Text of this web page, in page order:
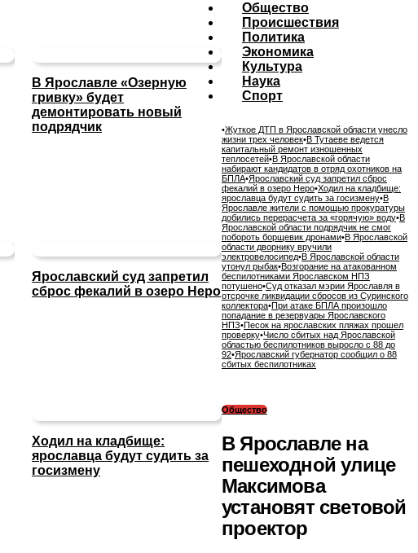
В Ярославле «Озерную
гривку» будет
демонтировать новый
подрядчик
Общество
Ярославский суд запретил
сброс фекалий в озеро Неро
Ходил на кладбище:
ярославца будут судить за
госизмену
Происшествия
Политика
Экономика
Культура
Наука
Спорт
•Жуткое ДТП в Ярославской области унесло
жизни трех человек•В Тутаеве ведется
капитальный ремонт изношенных
теплосетей•В Ярославской области
набирают кандидатов в отряд охотников на
БПЛА•Ярославский суд запретил сброс
фекалий в озеро Неро•Ходил на кладбище:
ярославца будут судить за госизмену•В
Ярославле жители с помощью прокуратуры
добились перерасчета за «горячую» воду•В
Ярославской области подрядчик не смог
побороть борщевик дронами•В Ярославской
области дворнику вручили
электровелосипед•В Ярославской области
утонул рыбак•Возгорание на атакованном
беспилотниками Ярославском НПЗ
потушено•Суд отказал мэрии Ярославля в
отсрочке ликвидации сбросов из Суринского
коллектора•При атаке БПЛА произошло
попадание в резервуары Ярославского
НПЗ•Песок на ярославских пляжах прошел
проверку•Число сбитых над Ярославской
областью беспилотников выросло с 88 до
92•Ярославский губернатор сообщил о 88
сбитых беспилотниках
Общество
В Ярославле на
пешеходной улице
Максимова
установят световой
проектор